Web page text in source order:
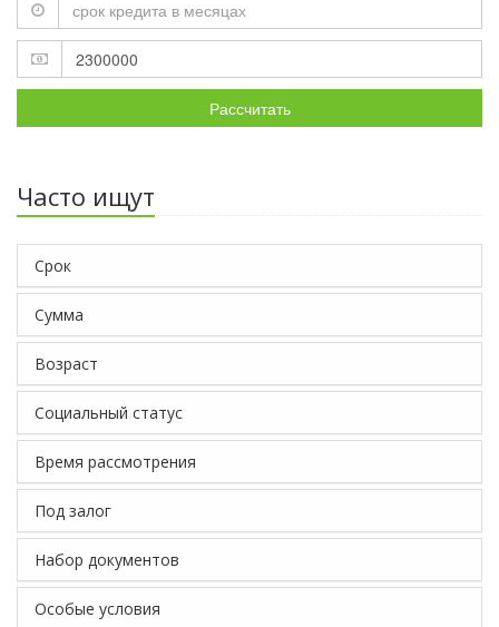
Рассчитать
Часто ищут
Срок
Сумма
Возраст
Социальный статус
Время рассмотрения
Под залог
Набор документов
Особые условия